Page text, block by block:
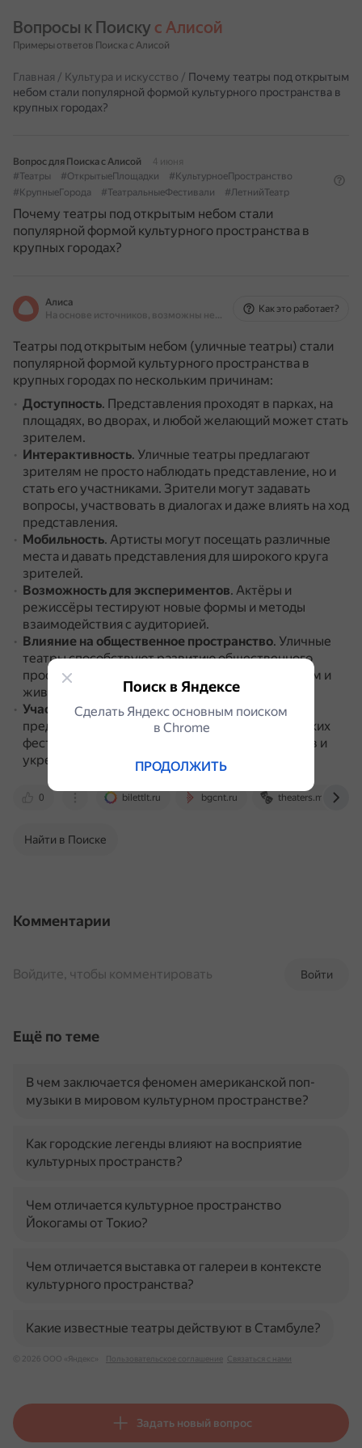
Вопросы к Поиску с Алисой
Примеры ответов Поиска с Алисой
Главная / Культура и искусство / Почему театры под открытым
небом стали популярной формой культурного пространства в
крупных городах?
Вопрос для Поиска с Алисой
4 июня
#Театры
#ОткрытыеПлощадки
#КультурноеПространство
#КрупныеГорода
#ТеатральныеФестивали #ЛетнийТеатр
Почему театры под открытым небом стали
популярной формой культурного пространства в
крупных городах?
Алиса
На основе источников, возможны неточности
Как это работает?
Театры под открытым небом (уличные театры) стали
популярной формой культурного пространства в
крупных городах по нескольким причинам:
Доступность. Представления проходят в парках, на
площадях, во дворах, и любой желающий может стать
зрителем.
Интерактивность. Уличные театры предлагают
зрителям не просто наблюдать представление, но и
стать его участниками. Зрители могут задавать
вопросы, участвовать в диалогах и даже влиять на ход
представления.
Мобильность. Артисты могут посещать различные
места и давать представления для широкого круга
зрителей.
Возможность для экспериментов. Актёры и
режиссёры тестируют новые формы и методы
взаимодействия с аудиторией.
Влияние на общественное пространство. Уличные
театры способствуют развитию общественного
пространства, делая его более привлекательным и
живым.
Участие в городских мероприятиях.Уличные
представления часто становятся частью городских
фестивалей и мероприятий, привлекая туристов и
укрепляя культурные связи между общинами.
0 bilettlt.ru bgcnt.ru theaters.moscow
Найти в Поиске
Комментарии
Войти
Войдите, чтобы комментировать
Ещё по теме
В чем заключается феномен американской поп-
музыки в мировом культурном пространстве?
Как городские легенды влияют на восприятие
культурных пространств?
Чем отличается культурное пространство
Йокогамы от Токио?
Чем отличается выставка от галереи в контексте
культурного пространства?
Какие известные театры действуют в Стамбуле?
© 2026 ООО «Яндекс» Пользовательское соглашение Связаться с нами
Задать новый вопрос
Поиск в Яндексе
Сделать Яндекс основным поиском
в Сhrome
ПРОДОЛЖИТЬ